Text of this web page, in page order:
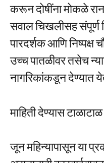
करून दोषींना मोकळे
सवाल चिखलीसह संपूर्ण
पारदर्शक आणि
उच्च पातळीवर तसेच
नागरिकांकडून देण्यात
माहिती देण्यास टाळाटाळ
जून महिन्यापासून या